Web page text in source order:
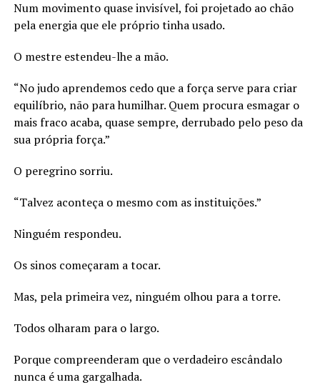
Num movimento quase invisível, foi projetado ao chão
pela energia que ele próprio tinha usado.
O mestre estendeu-lhe a mão.
“No judo aprendemos cedo que a força serve para criar
equilíbrio, não para humilhar. Quem procura esmagar o
mais fraco acaba, quase sempre, derrubado pelo peso da
sua própria força.”
O peregrino sorriu.
“Talvez aconteça o mesmo com as instituições.”
Ninguém respondeu.
Os sinos começaram a tocar.
Mas, pela primeira vez, ninguém olhou para a torre.
Todos olharam para o largo.
Porque compreenderam que o verdadeiro escândalo
nunca é uma gargalhada.